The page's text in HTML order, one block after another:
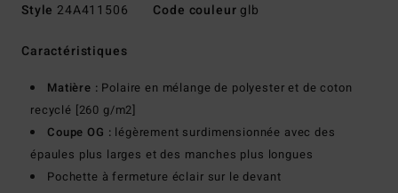
Style 24A411506 Code couleur glb
Caractéristiques
Matière : Polaire en mélange de polyester et de coton
recyclé [260 g/m2]
Coupe OG : légèrement surdimensionnée avec des
épaules plus larges et des manches plus longues
Pochette à fermeture éclair sur le devant